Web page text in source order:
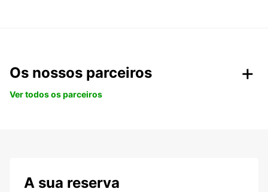
Os nossos parceiros
Ver todos os parceiros
A sua reserva